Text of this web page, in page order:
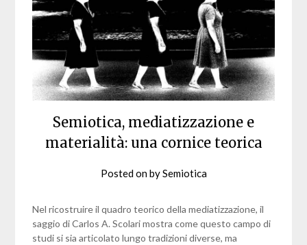
Semiotica, mediatizzazione e
materialità: una cornice teorica
Posted onbySemiotica
Nel ricostruire il quadro teorico della mediatizzazione, il
saggio di Carlos A. Scolari mostra come questo campo di
studi si sia articolato lungo tradizioni diverse, ma